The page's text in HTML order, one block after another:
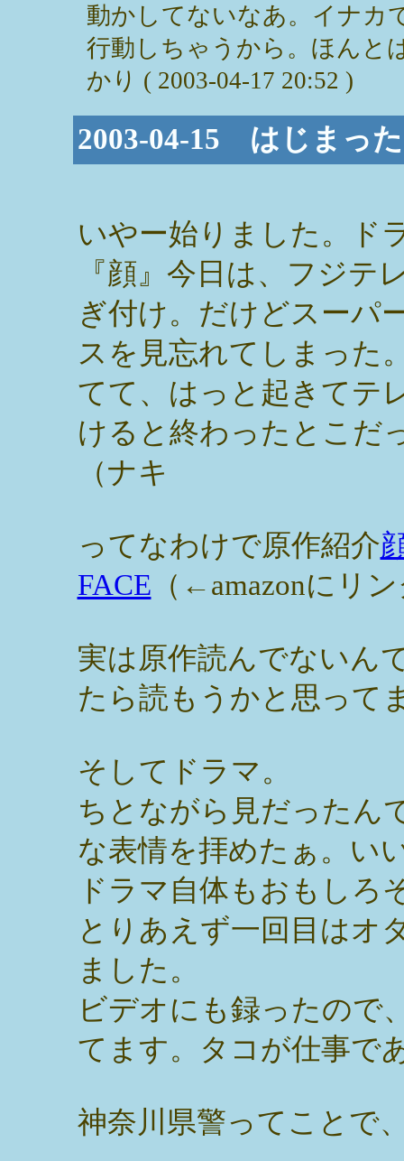
動かしてないなあ。イナカ
行動しちゃうから。ほんと
かり ( 2003-04-17 20:52 )
2003-04-15 はじまっ
いやー始りました。ド
『顔』今日は、フジテ
ぎ付け。だけどスーパ
スを見忘れてしまった
てて、はっと起きてテ
けると終わったとこだ
（ナキ
ってなわけで原作紹介
FACE （←amazonにリ
実は原作読んでないん
たら読もうかと思って
そしてドラマ。
ちとながら見だったん
な表情を拝めたぁ。い
ドラマ自体もおもしろ
とりあえず一回目はオ
ました。
ビデオにも録ったので
てます。タコが仕事で
神奈川県警ってことで